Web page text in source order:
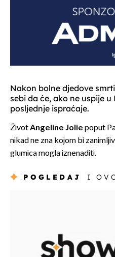
Nakon bolne djedove
sebi da će, ako ne uspije
posljednje ispraćaje.
ŽivotAngeline Jolie poput
nikad ne zna kojom bi
glumica mogla iznenaditi.
POGLEDAJ I